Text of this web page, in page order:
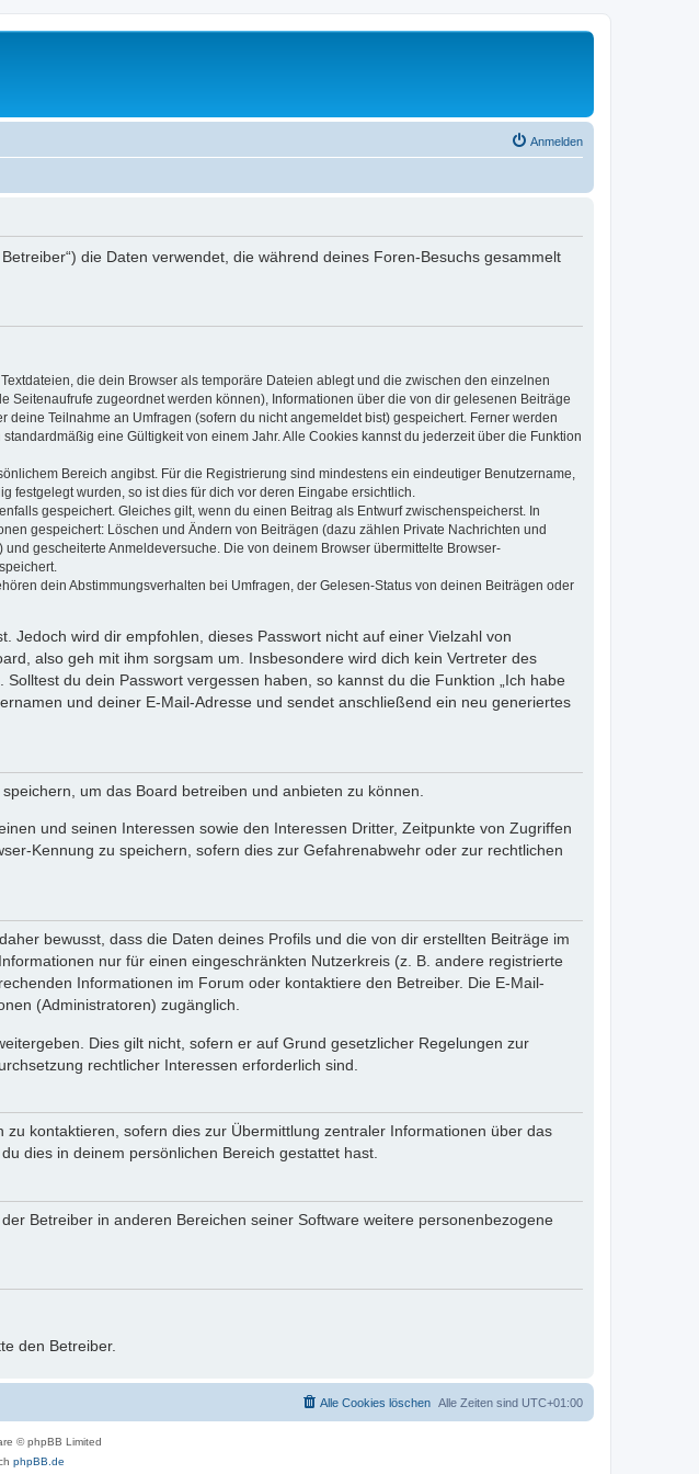
Anmelden
die Daten verwendet, die während deines Foren-Besuchs gesammelt
die dein Browser als temporäre Dateien ablegt und die zwischen den einzelnen
zugeordnet werden können), Informationen über die von dir gelesenen Beiträge
Teilnahme an Umfragen (sofern du nicht angemeldet bist) gespeichert. Ferner werden
eine Gültigkeit von einem Jahr. Alle Cookies kannst du jederzeit über die Funktion
Bereich angibst. Für die Registrierung sind mindestens ein eindeutiger Benutzername,
wurden, so ist dies für dich vor deren Eingabe ersichtlich.
gespeichert. Gleiches gilt, wenn du einen Beitrag als Entwurf zwischenspeicherst. In
gespeichert: Löschen und Ändern von Beiträgen (dazu zählen Private Nachrichten und
gescheiterte Anmeldeversuche. Die von deinem Browser übermittelte Browser-
dein Abstimmungsverhalten bei Umfragen, der Gelesen-Status von deinen Beiträgen oder
Jedoch wird dir empfohlen, dieses Passwort nicht auf einer Vielzahl von
also geh mit ihm sorgsam um. Insbesondere wird dich kein Vertreter des
du dein Passwort vergessen haben, so kannst du die Funktion „Ich habe
und deiner E-Mail-Adresse und sendet anschließend ein neu generiertes
um das Board betreiben und anbieten zu können.
und seinen Interessen sowie den Interessen Dritter, Zeitpunkte von Zugriffen
Kennung zu speichern, sofern dies zur Gefahrenabwehr oder zur rechtlichen
bewusst, dass die Daten deines Profils und die von dir erstellten Beiträge im
nur für einen eingeschränkten Nutzerkreis (z. B. andere registrierte
Informationen im Forum oder kontaktiere den Betreiber. Die E-Mail-
(Administratoren) zugänglich.
Dies gilt nicht, sofern er auf Grund gesetzlicher Regelungen zur
rechtlicher Interessen erforderlich sind.
kontaktieren, sofern dies zur Übermittlung zentraler Informationen über das
dies in deinem persönlichen Bereich gestattet hast.
Betreiber in anderen Bereichen seiner Software weitere personenbezogene
den Betreiber.
Alle Zeiten sind UTC+01:00
Alle Cookies löschen
© phpBB Limited
phpBB.de